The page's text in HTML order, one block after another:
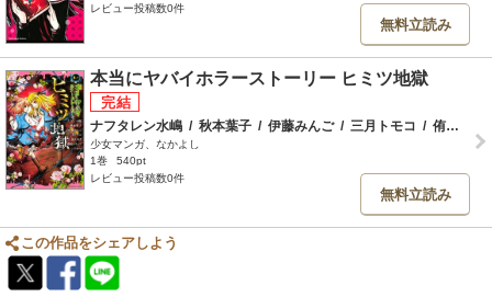
レビュー投稿数0件
無料立読み
本当にヤバイホラーストーリー ヒミツ地獄
ナフタレン水嶋 / 秋本葉子 / 伊藤みんご / 三月トモコ / 侑えのき
少女マンガ、なかよし
1巻
540pt
レビュー投稿数0件
無料立読み
この作品をシェアしよう